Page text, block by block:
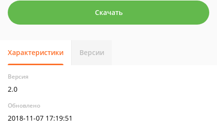
Скачать
Характеристики Версии
Версия
2.0
Обновлено
2018-11-07 17:19:51